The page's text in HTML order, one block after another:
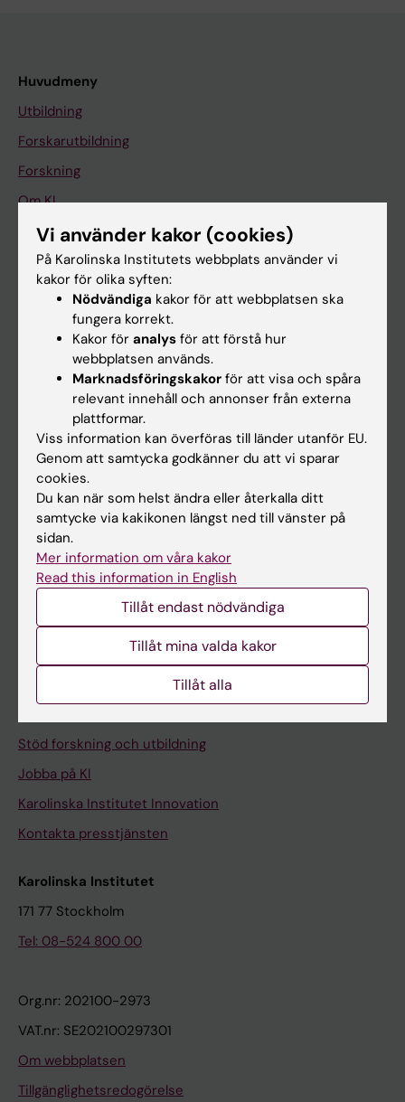
Huvudmeny
Utbildning
Forskarutbildning
Forskning
Om KI
På gång
Nyheter
Kalender
Schema
Studentmejlen
Kurs- och programwebbar
Student på KI
Medarbetarportalen
Stöd forskning och utbildning
Jobba på KI
Karolinska Institutet Innovation
Kontakta presstjänsten
Karolinska Institutet
171 77 Stockholm
Tel: 08-524 800 00
Org.nr: 202100-2973
VAT.nr: SE202100297301
Om webbplatsen
Tillgänglighetsredogörelse
Vi använder kakor (cookies)
På Karolinska Institutets webbplats använder vi
kakor för olika syften:
Nödvändiga kakor för att webbplatsen ska
fungera korrekt.
Kakor för analys för att förstå hur
webbplatsen används.
Marknadsföringskakor för att visa och spåra
relevant innehåll och annonser från externa
plattformar.
Viss information kan överföras till länder utanför EU.
Genom att samtycka godkänner du att vi sparar
cookies.
Du kan när som helst ändra eller återkalla ditt
samtycke via kakikonen längst ned till vänster på
sidan.
Mer information om våra kakor
Read this information in English
Tillåt endast nödvändiga
Tillåt mina valda kakor
Tillåt alla